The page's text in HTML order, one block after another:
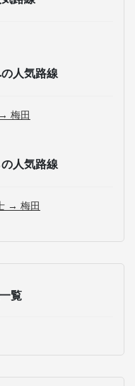
人気路線
梅田
人気路線
→ 梅田
覧